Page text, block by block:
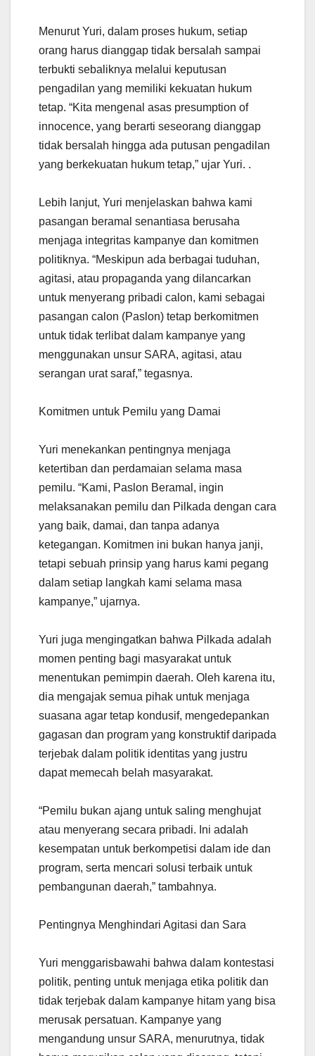
Menurut Yuri, dalam proses hukum, setiap
orang harus dianggap tidak bersalah sampai
terbukti sebaliknya melalui keputusan
pengadilan yang memiliki kekuatan hukum
tetap. “Kita mengenal asas presumption of
innocence, yang berarti seseorang dianggap
tidak bersalah hingga ada putusan pengadilan
yang berkekuatan hukum tetap,” ujar Yuri. .
Lebih lanjut, Yuri menjelaskan bahwa kami
pasangan beramal senantiasa berusaha
menjaga integritas kampanye dan komitmen
politiknya. “Meskipun ada berbagai tuduhan,
agitasi, atau propaganda yang dilancarkan
untuk menyerang pribadi calon, kami sebagai
pasangan calon (Paslon) tetap berkomitmen
untuk tidak terlibat dalam kampanye yang
menggunakan unsur SARA, agitasi, atau
serangan urat saraf,” tegasnya.
Komitmen untuk Pemilu yang Damai
Yuri menekankan pentingnya menjaga
ketertiban dan perdamaian selama masa
pemilu. “Kami, Paslon Beramal, ingin
melaksanakan pemilu dan Pilkada dengan cara
yang baik, damai, dan tanpa adanya
ketegangan. Komitmen ini bukan hanya janji,
tetapi sebuah prinsip yang harus kami pegang
dalam setiap langkah kami selama masa
kampanye,” ujarnya.
Yuri juga mengingatkan bahwa Pilkada adalah
momen penting bagi masyarakat untuk
menentukan pemimpin daerah. Oleh karena itu,
dia mengajak semua pihak untuk menjaga
suasana agar tetap kondusif, mengedepankan
gagasan dan program yang konstruktif daripada
terjebak dalam politik identitas yang justru
dapat memecah belah masyarakat.
“Pemilu bukan ajang untuk saling menghujat
atau menyerang secara pribadi. Ini adalah
kesempatan untuk berkompetisi dalam ide dan
program, serta mencari solusi terbaik untuk
pembangunan daerah,” tambahnya.
Pentingnya Menghindari Agitasi dan Sara
Yuri menggarisbawahi bahwa dalam kontestasi
politik, penting untuk menjaga etika politik dan
tidak terjebak dalam kampanye hitam yang bisa
merusak persatuan. Kampanye yang
mengandung unsur SARA, menurutnya, tidak